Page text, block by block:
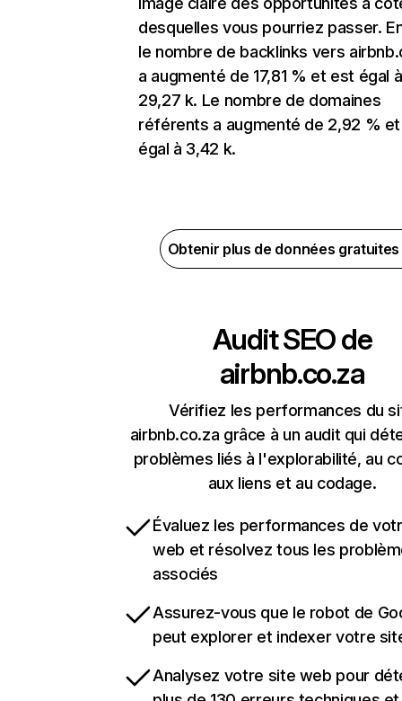
desquelles vous pourriez passer.
le nombre de backlinks vers
a augmenté de 17,81 % et est égal à
29,27 k. Le nombre de domaines
référents a augmenté de 2,92 %
égal à 3,42 k.
Obtenir plus de données
Audit SEO de
airbnb.co.za
Vérifiez les performances du
airbnb.co.za grâce à un audit qui
problèmes liés à l'explorabilité, au
aux liens et au codage.
Évaluez les performances de
web et résolvez tous les
associés
Assurez-vous que le robot de
peut explorer et indexer votre
Analysez votre site web pour